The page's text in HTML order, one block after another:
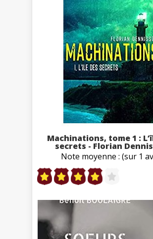
Machinations, tome 1 :
secrets - Florian
Note moyenne : (sur 1